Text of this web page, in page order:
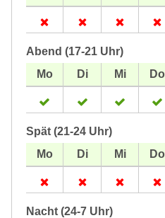
Abend (17-21 Uhr)
Spät (21-24 Uhr)
Nacht (24-7 Uhr)